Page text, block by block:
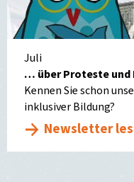
Juli
… über Proteste und
Kennen Sie schon
inklusiver Bildung?
Newsletter